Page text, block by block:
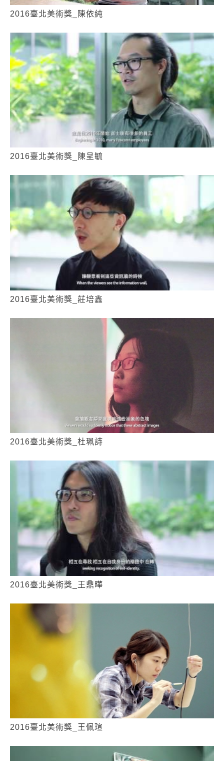
2016臺北美術獎_陳依純
2016臺北美術獎_陳呈毓
2016臺北美術獎_莊培鑫
2016臺北美術獎_杜珮詩
2016臺北美術獎_王鼎曄
2016臺北美術獎_王佩瑄